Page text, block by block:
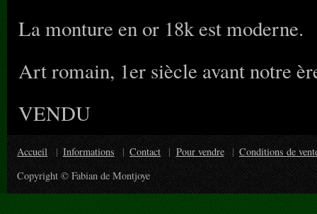
La monture en or 18k est moderne.
Art romain, 1er siècle avant notre
VENDU
Accueil Informations Contact Pour vendre
Conditions de
Copyright © Fabian de Montjoye